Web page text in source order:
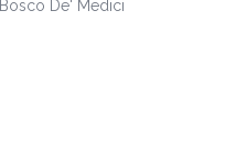
Bosco De' Medici